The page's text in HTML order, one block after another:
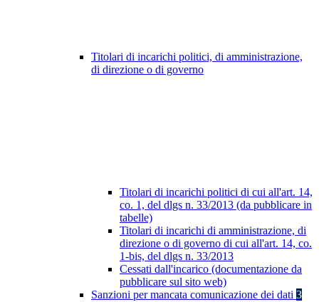
Titolari di incarichi politici, di amministrazione,
di direzione o di governo
Titolari di incarichi politici di cui all'art. 14,
co. 1, del dlgs n. 33/2013 (da pubblicare in
tabelle)
Titolari di incarichi di amministrazione, di
direzione o di governo di cui all'art. 14, co.
1-bis, del dlgs n. 33/2013
Cessati dall'incarico (documentazione da
pubblicare sul sito web)
Sanzioni per mancata comunicazione dei dati 3